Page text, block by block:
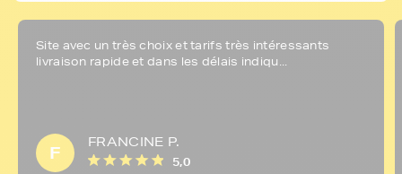
Site avec un très choix et tarifs très intéressants
livraison rapide et dans les délais indiqu...
F
FRANCINE P.
5,0